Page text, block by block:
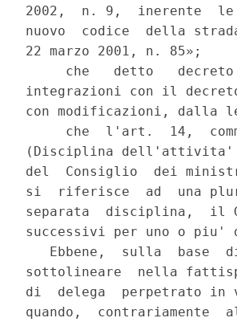
2002,  n. 9,  inerente
nuovo  codice  della
22 marzo 2001, n. 85»;
che   detto
integrazioni con il
con modificazioni, dalla
che  l'art.  14,
(Disciplina dell'attivita'
del  Consiglio  dei
si  riferisce  ad  una
separata  disciplina,  il
successivi per uno o
Ebbene,  sulla  base
sottolineare  nella
di  delega  perpetrato in
quando,